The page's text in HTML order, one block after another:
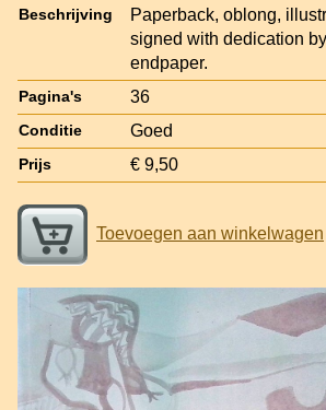
Beschrijving
Paperback, oblong,
signed with dedication
endpaper.
Pagina's 36
Conditie Goed
Prijs € 9,50
Toevoegen aan winkelwagen